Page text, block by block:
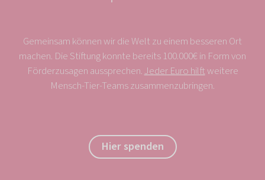
Gemeinsam können wir die Welt zu einem besseren Ort
machen. Die Stiftung konnte bereits 100.000€ in Form von
Förderzusagen aussprechen.Jeder Euro hilftweitere
Mensch-Tier-Teams zusammenzubringen.
Hier spenden